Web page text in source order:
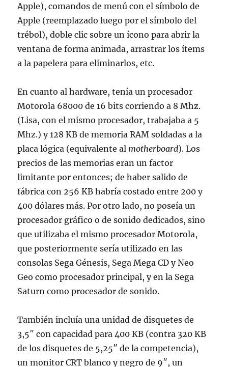
Apple), comandos de menú con el símbolo de
Apple (reemplazado luego por el símbolo del
trébol), doble clic sobre un ícono para abrir la
ventana de forma animada, arrastrar los ítems
a la papelera para eliminarlos, etc.
En cuanto al hardware, tenía un procesador
Motorola 68000 de 16 bits corriendo a 8 Mhz.
(Lisa, con el mismo procesador, trabajaba a 5
Mhz.) y 128 KB de memoria RAM soldadas a la
placa lógica (equivalente al motherboard). Los
precios de las memorias eran un factor
limitante por entonces; de haber salido de
fábrica con 256 KB habría costado entre 200 y
400 dólares más. Por otro lado, no poseía un
procesador gráfico o de sonido dedicados, sino
que utilizaba el mismo procesador Motorola,
que posteriormente sería utilizado en las
consolas Sega Génesis, Sega Mega CD y Neo
Geo como procesador principal, y en la Sega
Saturn como procesador de sonido.
También incluía una unidad de disquetes de
3,5″ con capacidad para 400 KB (contra 320 KB
de los disquetes de 5,25″ de la competencia),
un monitor CRT blanco y negro de 9″, un